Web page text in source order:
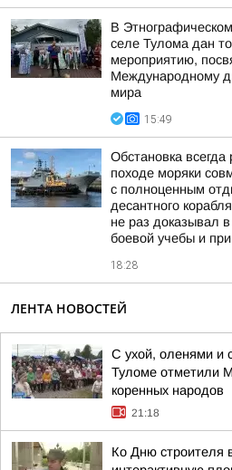
В
селе Тулома дан
мероприятию,
Международному
мира
15:49
Обстановка
походе моряки
с полноценным
десантного
не раз доказывал
боевой учебы и
18:28
ЛЕНТА НОВОСТЕЙ
С ухой, оленями и
Туломе отметили
коренных народов
21:18
Ко Дню строителя